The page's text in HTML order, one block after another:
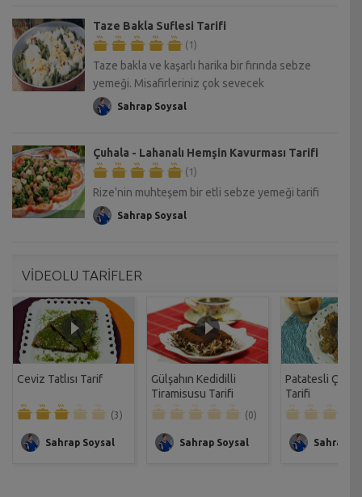
Taze Bakla Suflesi Tarifi
(1)
Taze bakla ve kaşarlı harika bir fırında sebze
yemeği. Misafirleriniz çok sevecek
Sahrap Soysal
Çuhala - Lahanalı Hemşin Kavurması Tarifi
(1)
Rize'nin muhteşem bir etli sebze yemeği tarifi
Sahrap Soysal
VİDEOLU TARİFLER
Ceviz Tatlısı Tarif
(3)
Sahrap Soysal
Gülşahın Kedidilli
Tiramisusu Tarifi
(0)
Sahrap Soysal
Patatesli Çıtır
Tarifi
Sahrap